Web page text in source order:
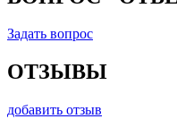
Задать вопрос
ОТЗЫВЫ
добавить отзыв